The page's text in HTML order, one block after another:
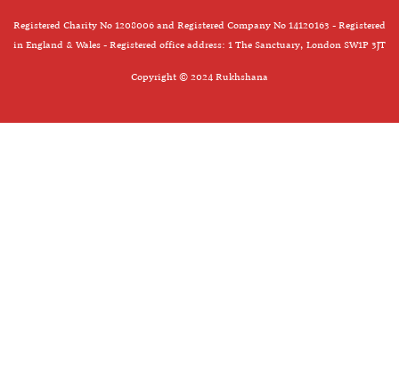
Registered Charity No 1208006 and Registered Company No 14120163 - Registered
in England & Wales - Registered office address: 1 The Sanctuary, London SW1P 3JT
Copyright © 2024 Rukhshana